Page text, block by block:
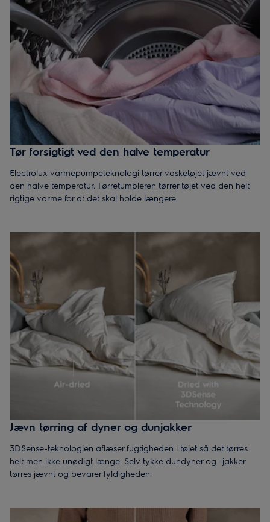
Tør forsigtigt ved den halve temperatur
Electrolux varmepumpeteknologi tørrer vasketøjet jævnt ved
den halve temperatur. Tørretumbleren tørrer tøjet ved den helt
rigtige varme for at det skal holde længere.
Jævn tørring af dyner og dunjakker
3DSense-teknologien aflæser fugtigheden i tøjet så det tørres
helt men ikke unødigt længe. Selv tykke dundyner og -jakker
tørres jævnt og bevarer fyldigheden.